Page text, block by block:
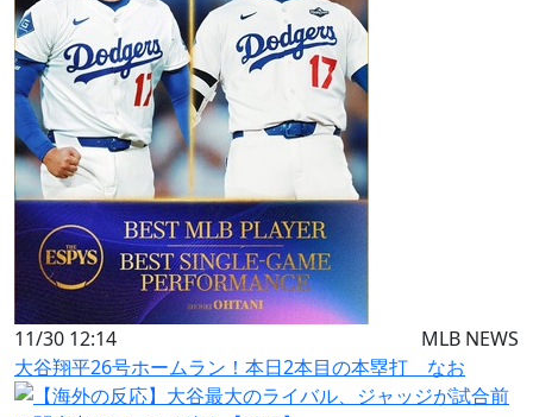
11/30 12:14
MLB NEWS
大谷翔平26号ホームラン！本日2本目の本塁打 なお